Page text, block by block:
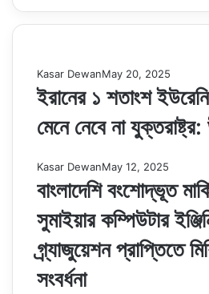
Kasar DewanMay 20, 2025
ইরানের ১ শতাংশ
মেনে নেবে না
Kasar DewanMay 12, 2025
বাংলাদেশি বংশোদ্ভূত
সুমাইয়ার কম্পিউটার
গ্র্যাজুয়েশন প্রাপ্তিতে
সংবর্ধনা